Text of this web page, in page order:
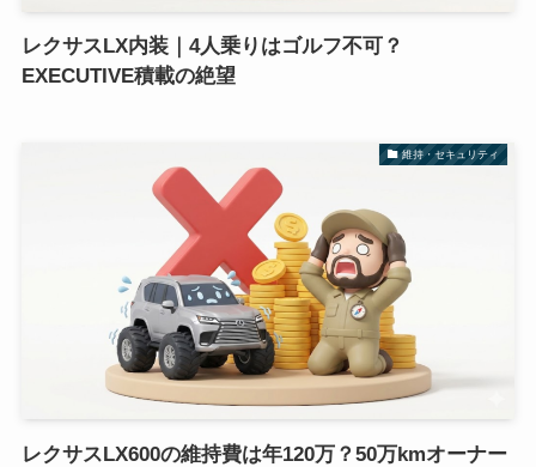
レクサスLX内装｜4人乗りはゴルフ不可？
EXECUTIVE積載の絶望
維持・セキュリティ
レクサスLX600の維持費は年120万？50万kmオーナー